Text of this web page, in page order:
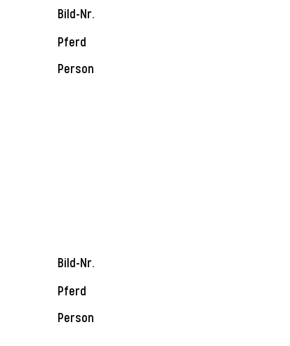
Bild-Nr.
Pferd
Person
Bild-Nr.
Pferd
Person